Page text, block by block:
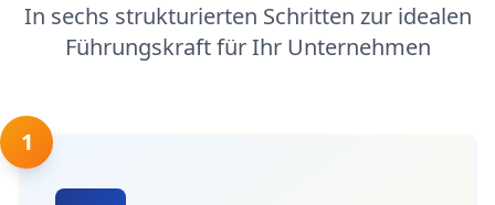
In sechs strukturierten Schritten zur idealen
Führungskraft für Ihr Unternehmen
1